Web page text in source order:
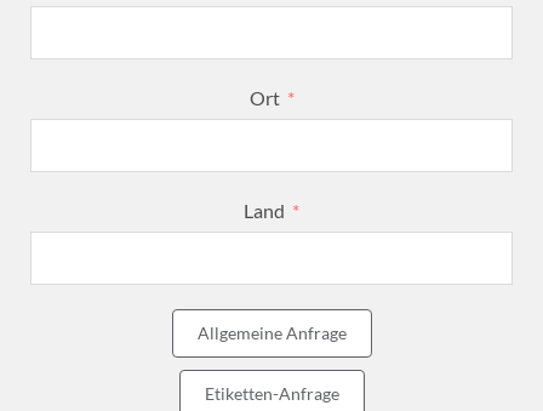
Ort
Land
Allgemeine Anfrage
Etiketten-Anfrage